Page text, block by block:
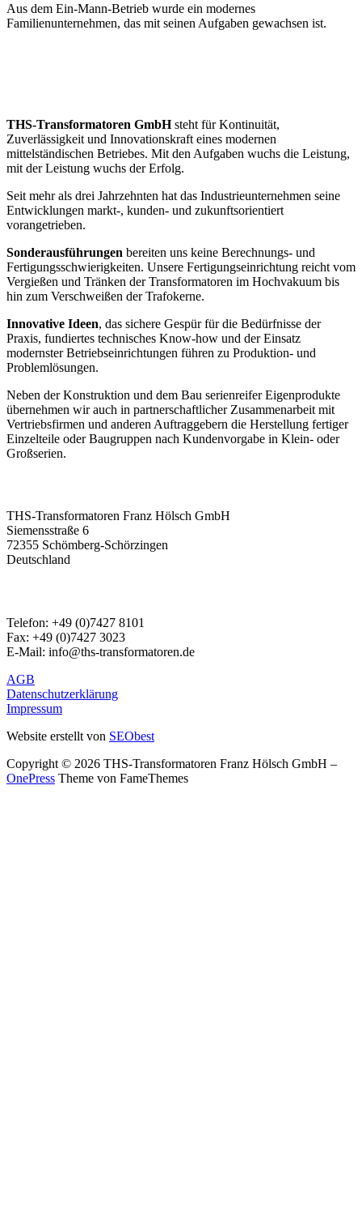
Aus dem Ein-Mann-Betrieb wurde ein modernes
Familienunternehmen, das mit seinen Aufgaben gewachsen ist.
THS-Transformatoren GmbHsteht für Kontinuität,
Zuverlässigkeit und Innovationskraft eines modernen
mittelständischen Betriebes. Mit den Aufgaben wuchs die Leistung,
mit der Leistung wuchs der Erfolg.
Seit mehr als drei Jahrzehnten hat das Industrieunternehmen seine
Entwicklungen markt-, kunden- und zukunftsorientiert
vorangetrieben.
Sonderausführungen bereiten uns keine Berechnungs- und
Fertigungsschwierigkeiten. Unsere Fertigungseinrichtung reicht vom
Vergießen und Tränken der Transformatoren im Hochvakuum bis
hin zum Verschweißen der Trafokerne.
Innovative Ideen, das sichere Gespür für die Bedürfnisse der
Praxis, fundiertes technisches Know-how und der Einsatz
modernster Betriebseinrichtungen führen zu Produktion- und
Problemlösungen.
Neben der Konstruktion und dem Bau serienreifer Eigenprodukte
übernehmen wir auch in partnerschaftlicher Zusammenarbeit mit
Vertriebsfirmen und anderen Auftraggebern die Herstellung fertiger
Einzelteile oder Baugruppen nach Kundenvorgabe in Klein- oder
Großserien.
THS-Transformatoren Franz Hölsch GmbH
Siemensstraße 6
72355 Schömberg-Schörzingen
Deutschland
Telefon: +49 (0)7427 8101
Fax: +49 (0)7427 3023
E-Mail: info@ths-transformatoren.de
AGB
Datenschutzerklärung
Impressum
Website erstellt von SEObest
Copyright © 2026 THS-Transformatoren Franz Hölsch GmbH –
OnePress Theme von FameThemes